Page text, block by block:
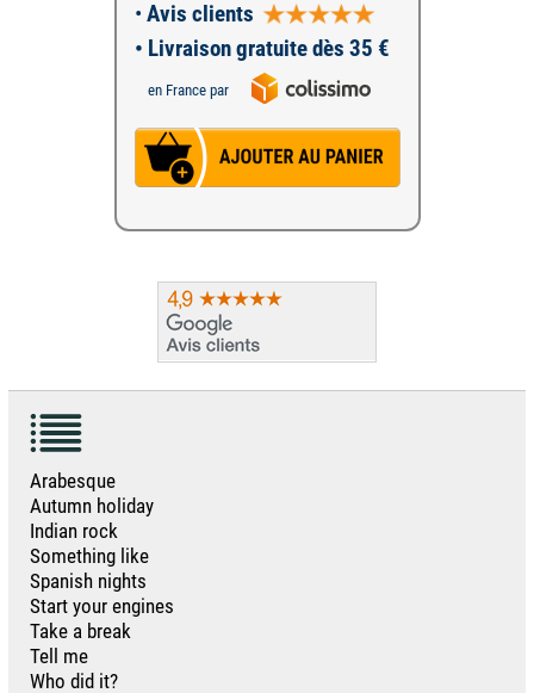
• Avis clients
• Livraison gratuite dès 35 €
en France par
Arabesque
Autumn holiday
Indian rock
Something like
Spanish nights
Start your engines
Take a break
Tell me
Who did it?